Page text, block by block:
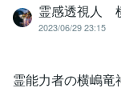
霊感透視人
2023/06/29 23:15
霊能力者の横嶋